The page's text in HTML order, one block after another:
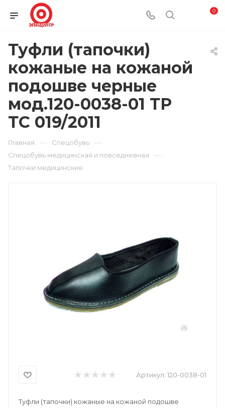
0
Туфли (тапочки)
кожаные на кожаной
подошве черные
мод.120-0038-01 ТР
ТС 019/2011
Главная — Спецобувь —
Спецобувь медицинская и повседневная —
Тапочки медицинские
Артикул: 120-0038-01
Туфли (тапочки) кожаные на кожаной подошве